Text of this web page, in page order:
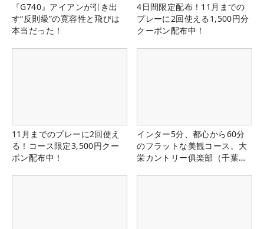
『G740』アイアンが引き出
す“反則級”の寛容性と飛びは
本当だった！
4日間限定配布！11月までの
プレーに2回使える1,500円分
クーポン配布中！
11月までのプレーに2回使え
る！コース限定3,500円クー
ポン配布中！
インター5分、都心から60分
のフラットな美観コース。大
栄カントリー俱楽部（千葉